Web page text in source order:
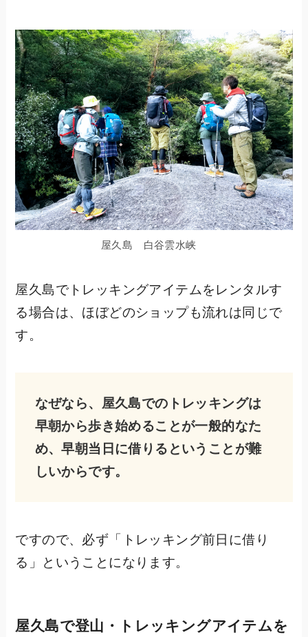
屋久島 白谷雲水峡
屋久島でトレッキングアイテムをレンタルす
る場合は、ほぼどのショップも流れは同じで
す。
なぜなら、屋久島でのトレッキングは
早朝から歩き始めることが一般的なた
め、早朝当日に借りるということが難
しいからです。
ですので、必ず「トレッキング前日に借り
る」ということになります。
屋久島で登山・トレッキングアイテムを